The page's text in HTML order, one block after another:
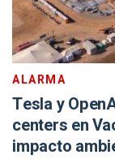
ALARMA
Tesla y
centers en
impacto